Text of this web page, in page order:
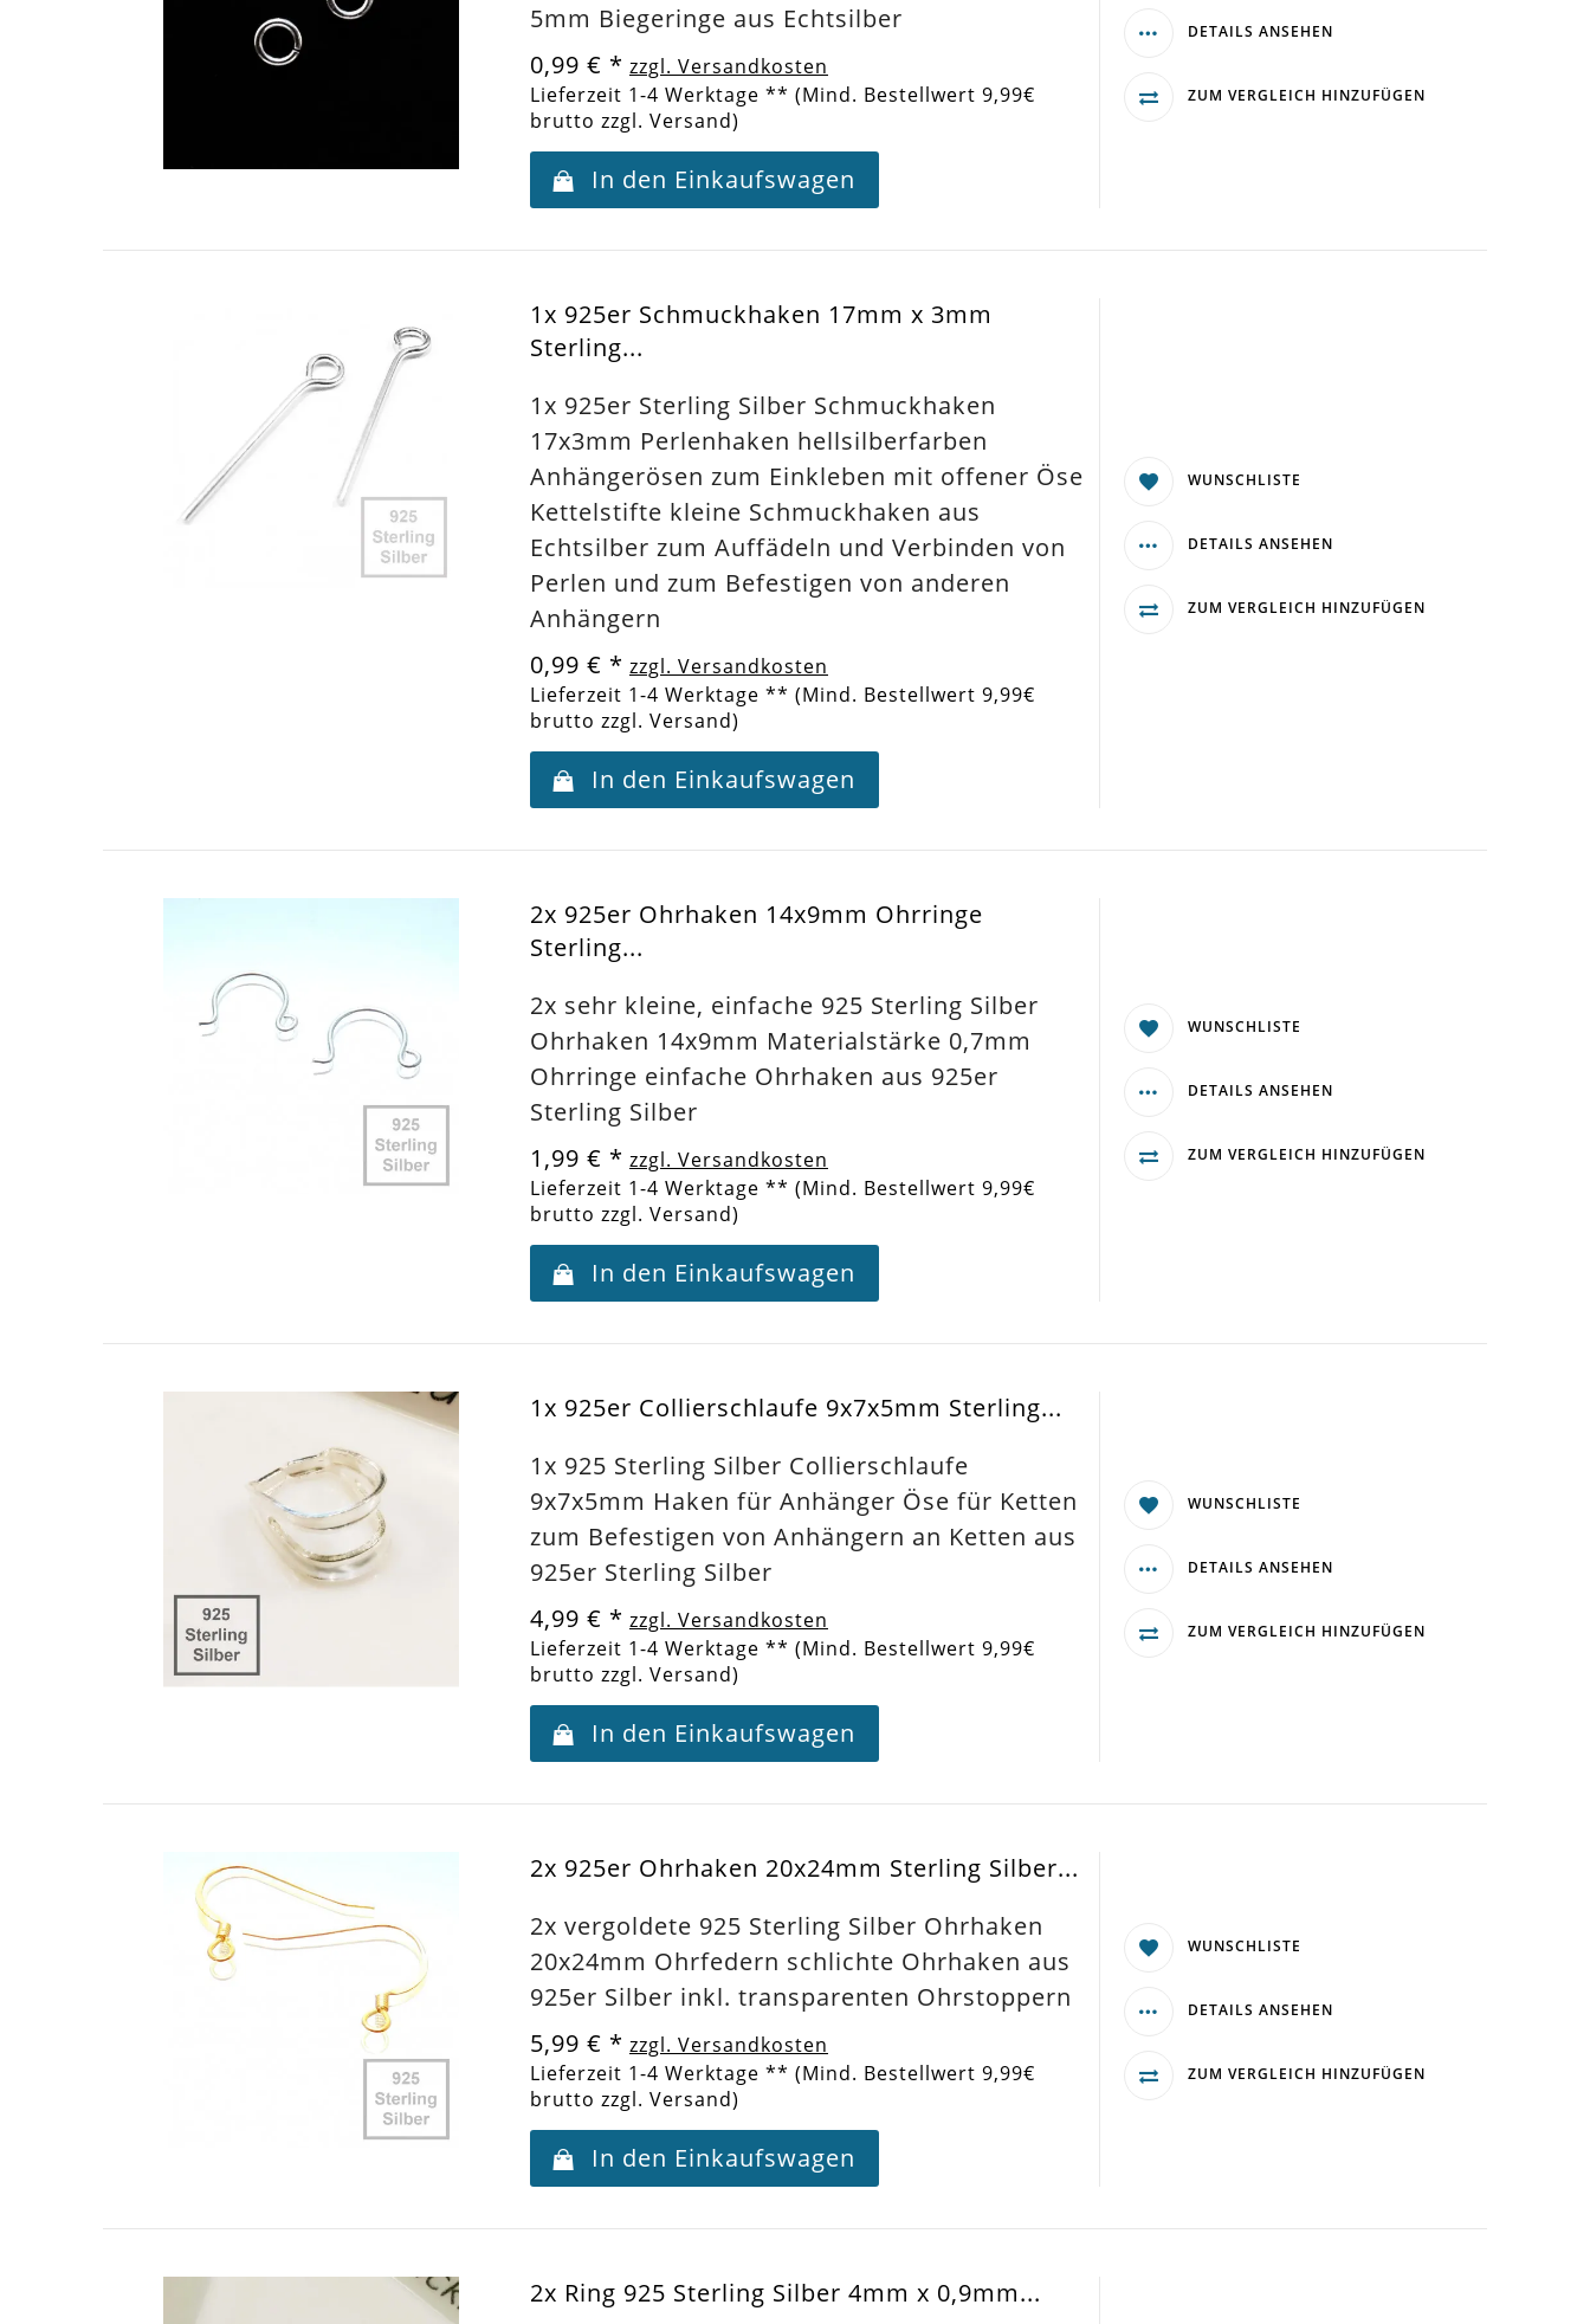
5mm Biegeringe aus Echtsilber
0,99 € * zzgl. Versandkosten
Lieferzeit 1-4 Werktage ** (Mind. Bestellwert 9,99€
brutto zzgl. Versand)
In den Einkaufswagen
DETAILS ANSEHEN
ZUM VERGLEICH HINZUFÜGEN
1x 925er Schmuckhaken 17mm x 3mm
Sterling...
1x 925er Sterling Silber Schmuckhaken
17x3mm Perlenhaken hellsilberfarben
Anhängerösen zum Einkleben mit offener Öse
Kettelstifte kleine Schmuckhaken aus
Echtsilber zum Auffädeln und Verbinden von
Perlen und zum Befestigen von anderen
Anhängern
0,99 € * zzgl. Versandkosten
Lieferzeit 1-4 Werktage ** (Mind. Bestellwert 9,99€
brutto zzgl. Versand)
In den Einkaufswagen
WUNSCHLISTE
DETAILS ANSEHEN
ZUM VERGLEICH HINZUFÜGEN
2x 925er Ohrhaken 14x9mm Ohrringe
Sterling...
2x sehr kleine, einfache 925 Sterling Silber
Ohrhaken 14x9mm Materialstärke 0,7mm
Ohrringe einfache Ohrhaken aus 925er
Sterling Silber
1,99 € * zzgl. Versandkosten
Lieferzeit 1-4 Werktage ** (Mind. Bestellwert 9,99€
brutto zzgl. Versand)
In den Einkaufswagen
WUNSCHLISTE
DETAILS ANSEHEN
ZUM VERGLEICH HINZUFÜGEN
1x 925er Collierschlaufe 9x7x5mm Sterling...
1x 925 Sterling Silber Collierschlaufe
9x7x5mm Haken für Anhänger Öse für Ketten
zum Befestigen von Anhängern an Ketten aus
925er Sterling Silber
4,99 € * zzgl. Versandkosten
Lieferzeit 1-4 Werktage ** (Mind. Bestellwert 9,99€
brutto zzgl. Versand)
In den Einkaufswagen
WUNSCHLISTE
DETAILS ANSEHEN
ZUM VERGLEICH HINZUFÜGEN
2x 925er Ohrhaken 20x24mm Sterling Silber...
2x vergoldete 925 Sterling Silber Ohrhaken
20x24mm Ohrfedern schlichte Ohrhaken aus
925er Silber inkl. transparenten Ohrstoppern
5,99 € * zzgl. Versandkosten
Lieferzeit 1-4 Werktage ** (Mind. Bestellwert 9,99€
brutto zzgl. Versand)
In den Einkaufswagen
WUNSCHLISTE
DETAILS ANSEHEN
ZUM VERGLEICH HINZUFÜGEN
2x Ring 925 Sterling Silber 4mm x 0,9mm...